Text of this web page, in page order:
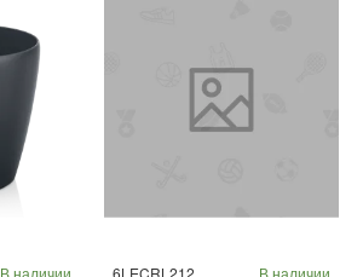
В наличии 6LECRL212 В наличии